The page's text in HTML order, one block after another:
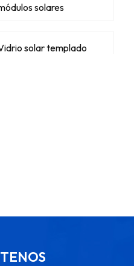
solares
solar templado